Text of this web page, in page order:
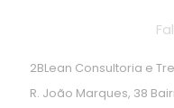
2BLean Consultoria e
R. João Marques, 38